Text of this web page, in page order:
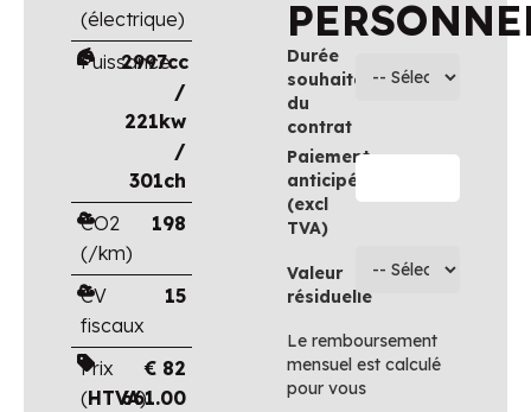
(électrique)
Puissance
2997cc
/
221kw
/
301ch
CO2
(/km)
198
CV
fiscaux
15
Prix
(HTVA)
€ 82
661.00
Durée
souhaitée
du
contrat
Paiement
anticipé
(excl
TVA)
Valeur
résiduelle
Le remboursement
mensuel est calculé
pour vous